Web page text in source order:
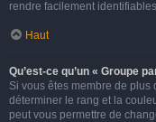
rendre facilement
Haut
Qu’est-ce qu’un « Groupe
Si vous êtes membre de plus
déterminer le rang et la
peut vous permettre de